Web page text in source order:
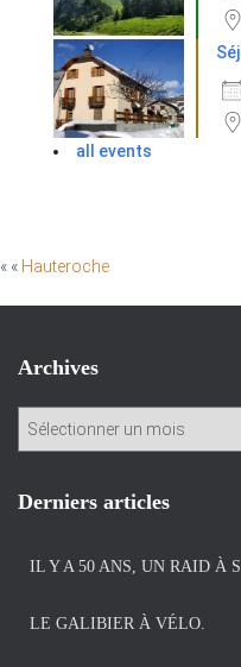
all events
« « Hauteroche
Archives
h
Derniers articles
IL Y A 50 ANS, UN RAID À
LE GALIBIER À VÉLO.